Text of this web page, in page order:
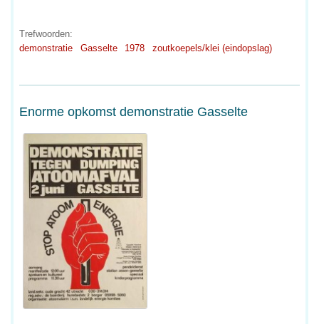
Trefwoorden:
demonstratie
Gasselte 1978 zoutkoepels/klei (eindopslag)
Enorme opkomst demonstratie Gasselte